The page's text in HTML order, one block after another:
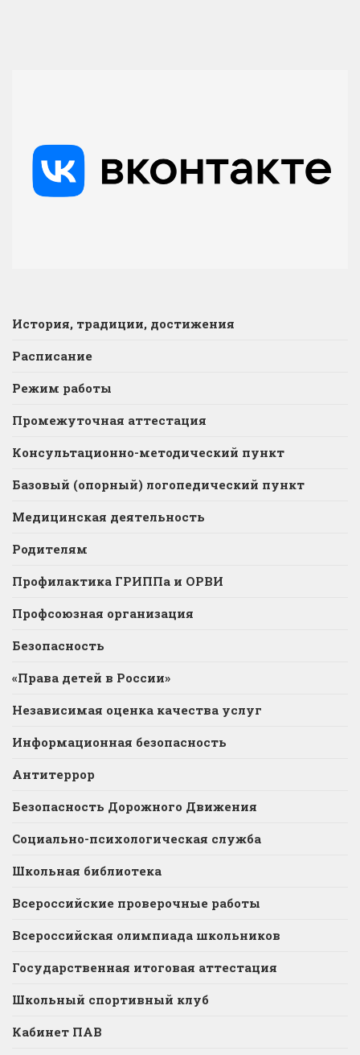
История, традиции, достижения
Расписание
Режим работы
Промежуточная аттестация
Консультационно-методический пункт
Базовый (опорный) логопедический пункт
Медицинская деятельность
Родителям
Профилактика ГРИППа и ОРВИ
Профсоюзная организация
Безопасность
«Права детей в России»
Независимая оценка качества услуг
Информационная безопасность
Антитеррор
Безопасность Дорожного Движения
Социально-психологическая служба
Школьная библиотека
Всероссийские проверочные работы
Всероссийская олимпиада школьников
Государственная итоговая аттестация
Школьный спортивный клуб
Кабинет ПАВ